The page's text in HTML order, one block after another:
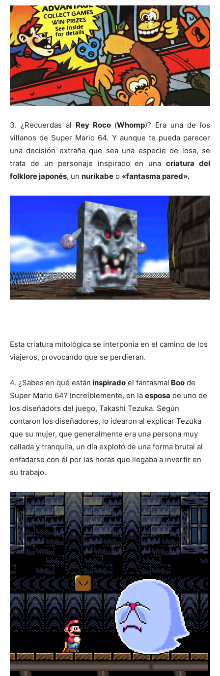
3. ¿Recuerdas al Rey Roco(Whomp)? Era una de los
villanos de Super Mario 64. Y aunque te pueda parecer
una decisión extraña que sea una especie de losa, se
trata de un personaje inspirado en unacriatura del
folklore japonés, un nurikabe o «fantasma pared».
Esta criatura mitológica se interponía en el camino de los
viajeros, provocando que se perdieran.
4. ¿Sabes en qué están inspirado el fantasmal Boo de
Super Mario 64? Increíblemente, en la esposa de uno de
los diseñadors del juego, Takashi Tezuka. Según
contaron los diseñadores, lo idearon al explicar Tezuka
que su mujer, que generalmente era una persona muy
callada y tranquila, un día explotó de una forma brutal al
enfadarse con él por las horas que llegaba a invertir en
su trabajo.